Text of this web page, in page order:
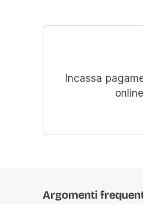
Incassa
Argomenti